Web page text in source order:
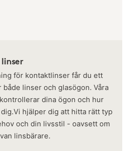
för kontaktlinser får du ett
linser och glasögon. Våra
dina ögon och hur
hjälper dig att hitta rätt typ
och din livsstil - oavsett om
linsbärare.